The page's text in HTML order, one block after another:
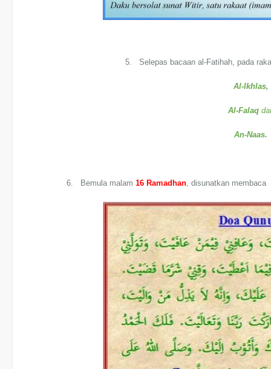
5. Selepas bacaan al-Fatihah, pada
Al-Ikhlas,
Al-Falaq
An-Naas.
6. Bemula malam 16 Ramadhan , disunatkan